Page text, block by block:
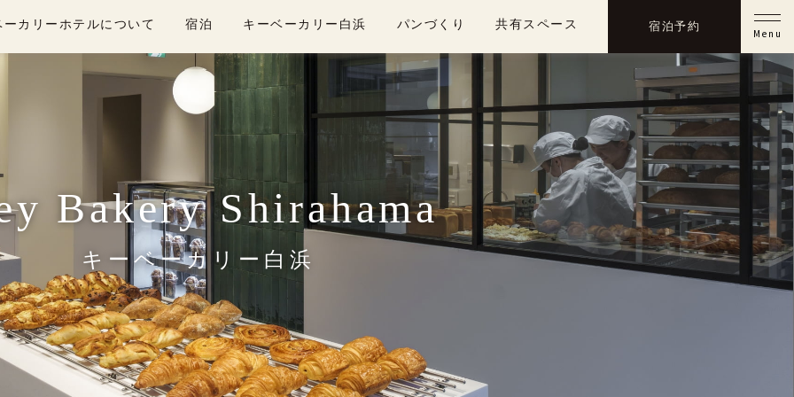
ーカリーホテルについて 宿泊 キーベーカリー白浜 パンづくり 共有スペース 宿泊予約 Menu
Bakery Shirahama
キーベーカリー白浜